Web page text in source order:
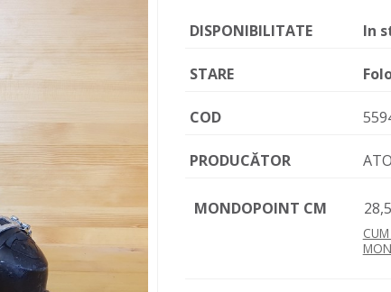
DISPONIBILITATE In
STARE
COD
PRODUCĂTOR
MONDOPOINT CM 28,5